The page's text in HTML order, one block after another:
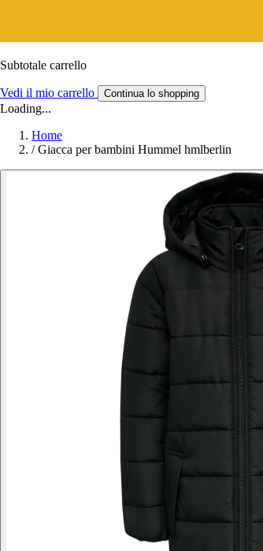
Subtotale carrello
Vedi il mio carrello Continua lo shopping
Loading...
Home
/ Giacca per bambini Hummel hmlberlin